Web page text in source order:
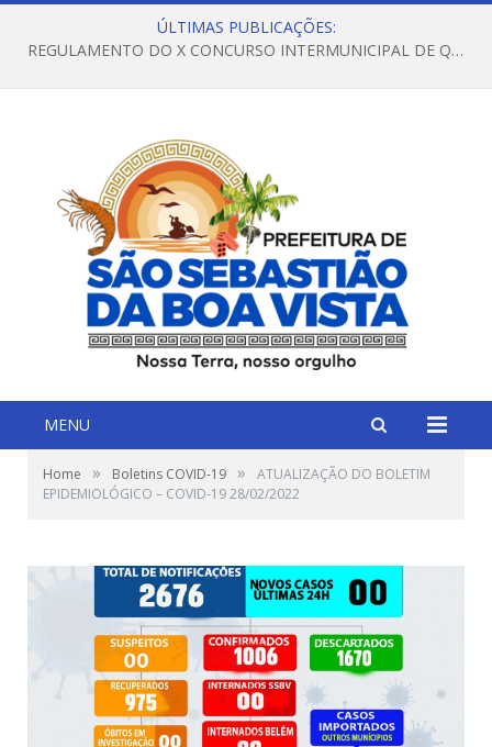
ÚLTIMAS PUBLICAÇÕES:
REGULAMENTO DO X CONCURSO INTERMUNICIPAL DE QUADRILHAS JUNINAS – 2026 – ARRAIÁ DA VENEZA
MENU
Home » Boletins COVID-19 »
ATUALIZAÇÃO DO BOLETIM
EPIDEMIOLÓGICO – COVID-19 28/02/2022